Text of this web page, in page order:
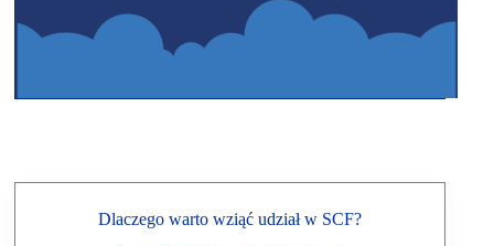
Dlaczego warto wziąć udział w SCF?